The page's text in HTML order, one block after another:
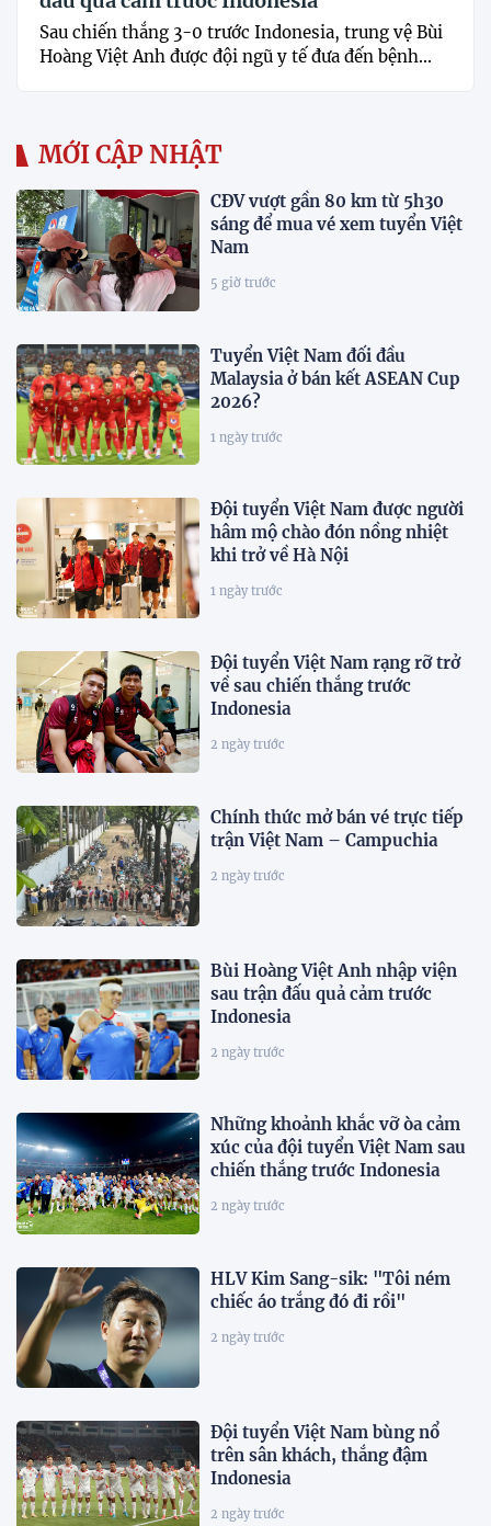
Sau chiến thắng 3-0 trước Indonesia, trung vệ Bùi
Hoàng Việt Anh được đội ngũ y tế đưa đến bệnh...
MỚI CẬP NHẬT
CĐV vượt gần 80 km từ 5h30
sáng để mua vé xem tuyển Việt
Nam
5 giờ trước
Tuyển Việt Nam đối đầu
Malaysia ở bán kết ASEAN Cup
2026?
1 ngày trước
Đội tuyển Việt Nam được người
hâm mộ chào đón nồng nhiệt
khi trở về Hà Nội
1 ngày trước
Đội tuyển Việt Nam rạng rỡ trở
về sau chiến thắng trước
Indonesia
2 ngày trước
Chính thức mở bán vé trực tiếp
trận Việt Nam – Campuchia
2 ngày trước
Bùi Hoàng Việt Anh nhập viện
sau trận đấu quả cảm trước
Indonesia
2 ngày trước
Những khoảnh khắc vỡ òa cảm
xúc của đội tuyển Việt Nam sau
chiến thắng trước Indonesia
2 ngày trước
HLV Kim Sang-sik: "Tôi ném
chiếc áo trắng đó đi rồi"
2 ngày trước
Đội tuyển Việt Nam bùng nổ
trên sân khách, thắng đậm
Indonesia
2 ngày trước